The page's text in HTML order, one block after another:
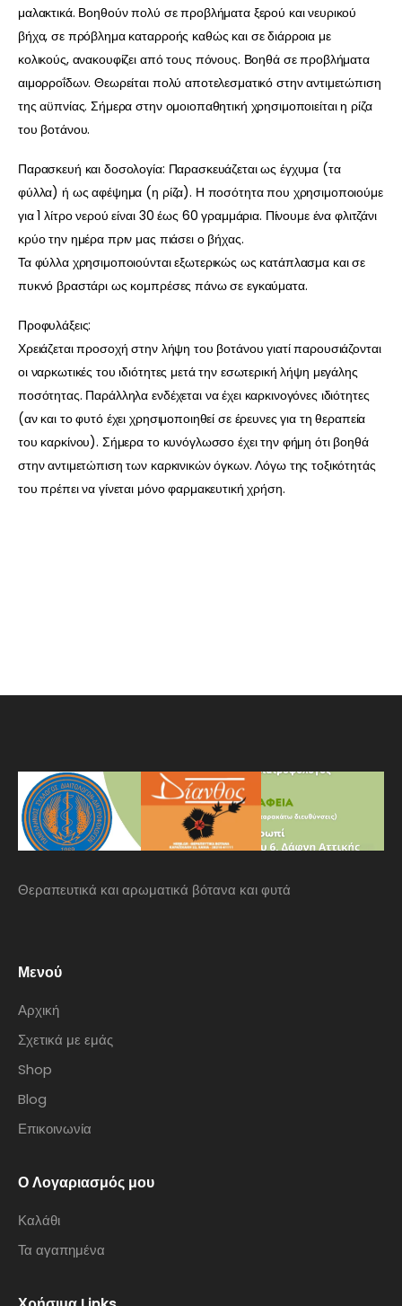
μαλακτικά. Βοηθούν πολύ σε προβλήματα ξερού και νευρικού
βήχα, σε πρόβλημα καταρροής καθώς και σε διάρροια με
κολικούς, ανακουφίζει από τους πόνους. Βοηθά σε προβλήματα
αιμορροΐδων. Θεωρείται πολύ αποτελεσματικό στην αντιμετώπιση
της αϋπνίας. Σήμερα στην ομοιοπαθητική χρησιμοποιείται η ρίζα
του βοτάνου.
Παρασκευή και δοσολογία: Παρασκευάζεται ως έγχυμα (τα
φύλλα) ή ως αφέψημα (η ρίζα). Η ποσότητα που χρησιμοποιούμε
για 1 λίτρο νερού είναι 30 έως 60 γραμμάρια. Πίνουμε ένα φλιτζάνι
κρύο την ημέρα πριν μας πιάσει ο βήχας.
Τα φύλλα χρησιμοποιούνται εξωτερικώς ως κατάπλασμα και σε
πυκνό βραστάρι ως κομπρέσες πάνω σε εγκαύματα.
Προφυλάξεις:
Χρειάζεται προσοχή στην λήψη του βοτάνου γιατί παρουσιάζονται
οι ναρκωτικές του ιδιότητες μετά την εσωτερική λήψη μεγάλης
ποσότητας. Παράλληλα ενδέχεται να έχει καρκινογόνες ιδιότητες
(αν και το φυτό έχει χρησιμοποιηθεί σε έρευνες για τη θεραπεία
του καρκίνου). Σήμερα το κυνόγλωσσο έχει την φήμη ότι βοηθά
στην αντιμετώπιση των καρκινικών όγκων. Λόγω της τοξικότητάς
του πρέπει να γίνεται μόνο φαρμακευτική χρήση.
Θεραπευτικά και αρωματικά βότανα και φυτά
Μενού
Αρχική
Σχετικά με εμάς
Shop
Blog
Επικοινωνία
Ο Λογαριασμός μου
Καλάθι
Τα αγαπημένα